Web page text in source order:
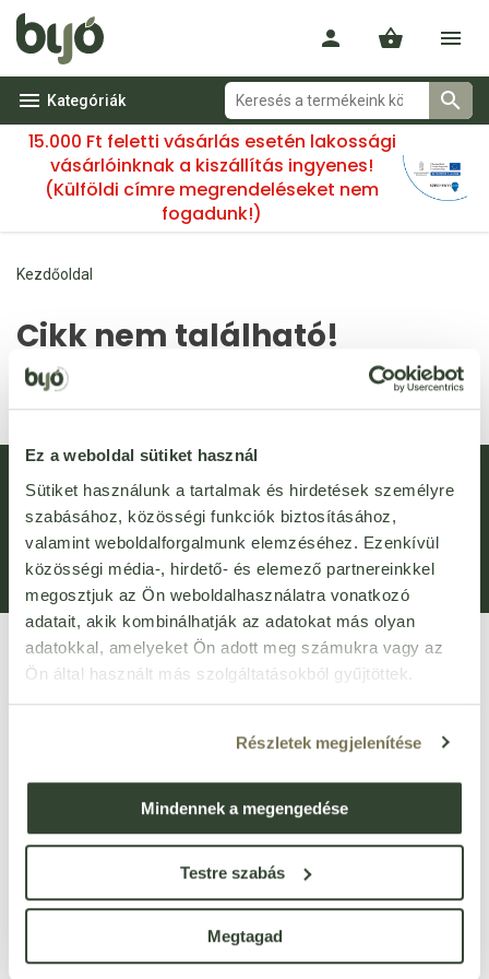
Ez a weboldal sütiket használ
Sütiket használunk a tartalmak és hirdetések személyre
szabásához, közösségi funkciók biztosításához,
valamint weboldalforgalmunk elemzéséhez. Ezenkívül
közösségi média-, hirdető- és elemező partnereinkkel
megosztjuk az Ön weboldalhasználatra vonatkozó
adatait, akik kombinálhatják az adatokat más olyan
adatokkal, amelyeket Ön adott meg számukra vagy az
Ön által használt más szolgáltatásokból gyűjtöttek.
Részletek megjelenítése
Mindennek a megengedése
Testre szabás
Megtagad
Kategóriák
15.000 Ft feletti vásárlás esetén lakossági
vásárlóinknak a kiszállítás ingyenes!
(Külföldi címre megrendeléseket nem
fogadunk!)
Kezdőoldal
Cikk nem található!
A(z) 96692 kóddal rendelkező termék nem található. Lehetséges,
Általános Szerződési Feltételek (ÁSZF) Adatvédelem
Adatkezelési kérelem Panaszkezelési Tájékoztató
Bejelentővédelem Fogyasztói elállás
VIRTUÁLIS SÉTA
-ben
1135 Budapest, Róbert Károly körút 96-100.
Magánszemélyeknek: webshop@bijo.hu